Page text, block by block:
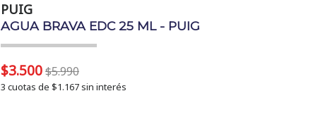
PUIG
AGUA BRAVA EDC 25 ML - PUIG
$3.500$5.990
3 cuotas de $1.167sin interés